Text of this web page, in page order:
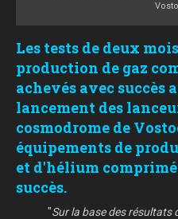
Les tests de deux
production de gaz
achevés avec succès
lancement des
cosmodrome de
équipements de
et d'hélium
succès.
"Sur la base des résultats